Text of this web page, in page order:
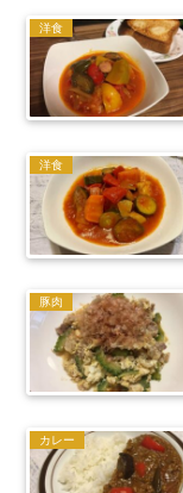
洋食
洋食
豚肉
カレー